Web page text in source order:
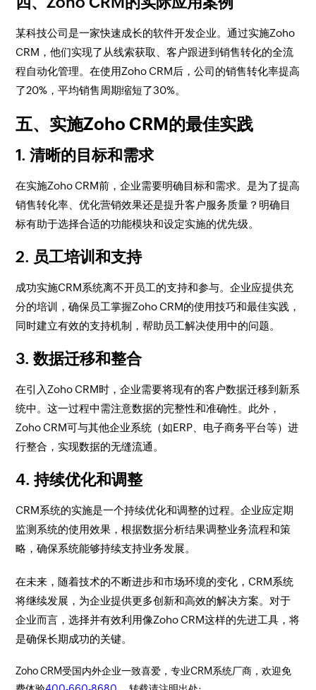
某科技公司是一家快速成长的软件开发企业。通过实施Zoho
CRM，他们实现了从线索获取、客户跟进到销售转化的全流
程自动化管理。在使用Zoho CRM后，公司的销售转化率提高
了20%，平均销售周期缩短了30%。
五、实施Zoho CRM的最佳实践
1. 清晰的目标和需求
在实施Zoho CRM前，企业需要明确目标和需求。是为了提高
销售转化率、优化营销效果还是提升客户服务质量？明确目
标有助于选择合适的功能模块和设定实施的优先级。
2. 员工培训和支持
成功实施CRM系统离不开员工的支持和参与。企业应提供充
分的培训，确保员工掌握Zoho CRM的使用技巧和最佳实践，
同时建立有效的支持机制，帮助员工解决使用中的问题。
3. 数据迁移和整合
在引入Zoho CRM时，企业需要将现有的客户数据迁移到新系
统中。这一过程中需注意数据的完整性和准确性。此外，
Zoho CRM可与其他企业系统（如ERP、电子商务平台等）进
行整合，实现数据的无缝流通。
4. 持续优化和调整
CRM系统的实施是一个持续优化和调整的过程。企业应定期
监测系统的使用效果，根据数据分析结果调整业务流程和策
略，确保系统能够持续支持业务发展。
在未来，随着技术的不断进步和市场环境的变化，CRM系统
将继续发展，为企业提供更多创新和高效的解决方案。对于
企业而言，选择并有效利用像Zoho CRM这样的先进工具，将
是确保长期成功的关键。
Zoho CRM受国内外企业一致喜爱，专业CRM系统厂商，欢迎免